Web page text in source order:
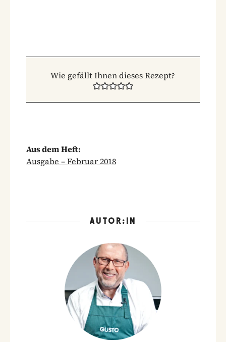
Wie gefällt Ihnen dieses Rezept?
Aus dem Heft:
Ausgabe – Februar 2018
AUTOR:IN